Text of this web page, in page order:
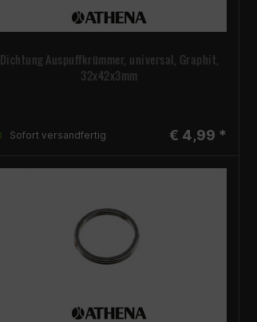
Dichtung Auspuffkrümmer, universal, Graphit,
32x42x3mm
Sofort versandfertig € 4,99 *